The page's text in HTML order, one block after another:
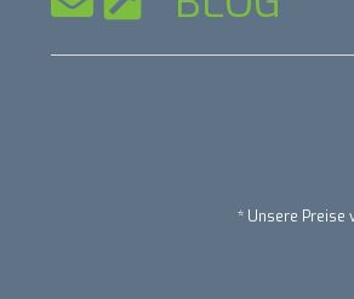
* Unsere Preise